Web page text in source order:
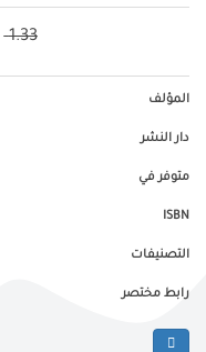
1.33
المؤلف
دار النشر
متوفر في
ISBN
التصنيفات
رابط مختصر